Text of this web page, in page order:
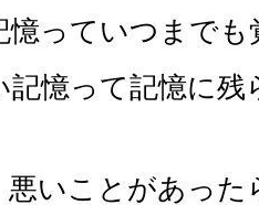
憶っていつまで
記憶って記憶に
悪いことがあっ